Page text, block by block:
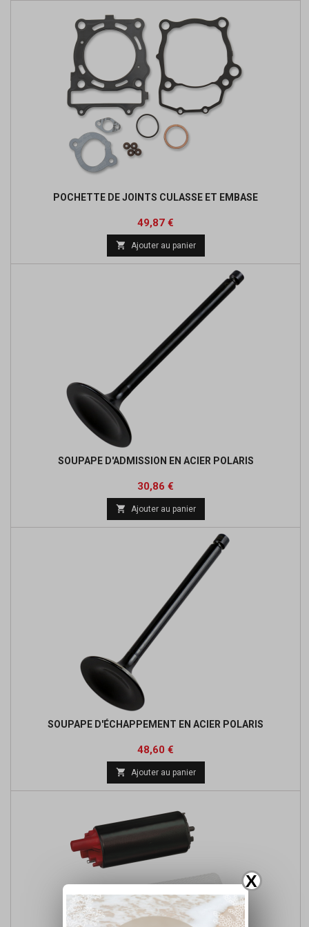
X
POCHETTE DE JOINTS CULASSE ET EMBASE
Prix
49,87 €
base
 Ajouter au panier
SOUPAPE D'ADMISSION EN ACIER POLARIS
Prix
30,86 €
base
 Ajouter au panier
SOUPAPE D'ÉCHAPPEMENT EN ACIER POLARIS
Prix
48,60 €
base
 Ajouter au panier